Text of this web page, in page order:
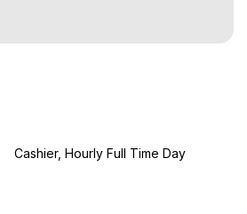
Cashier, Hourly Full Time Day